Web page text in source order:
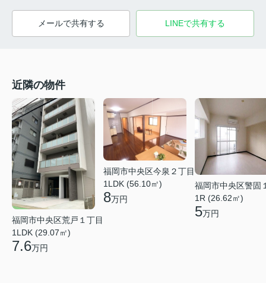
メールで共有する LINEで共有する
近隣の物件
福岡市中央区荒戸１丁目
1LDK (29.07㎡)
7.6万円
福岡市中央区今泉２丁目
1LDK (56.10㎡)
8万円
福岡市中央区警固
1R (26.62㎡)
5万円